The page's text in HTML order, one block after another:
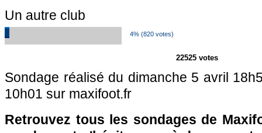
Un autre club
4% (820 votes)
22525 votes
Sondage réalisé du dimanche 5 avril
10h01 sur maxifoot.fr
Retrouvez tous les sondages de